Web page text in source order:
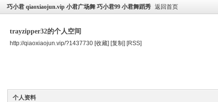
巧小君 qiaoxiaojun.vip 小君广场舞 巧小君99 小君舞蹈秀 返回首页
trayzipper32的个人空间
http://qiaoxiaojun.vip/?1437730 [收藏] [复制] [RSS]
个人资料